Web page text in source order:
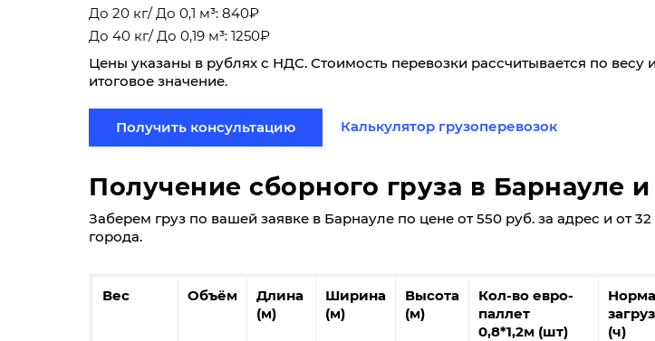
До 20 кг/ До 0,1 м³: 840₽
До 40 кг/ До 0,19 м³: 1250₽
Цены указаны в рублях с НДС. Стоимость перевозки рассчитывается по
итоговое значение.
Получить консультацию Калькулятор грузоперевозок
Получение сборного груза в Барнауле и
Заберем груз по вашей заявке в Барнауле по цене от 550 руб. за адрес и от
города.
Вес Объём
Длина
(м)
Ширина
(м)
Высота
(м)
Кол-во евро-
паллет
0,8*1,2м (шт)
(ч)